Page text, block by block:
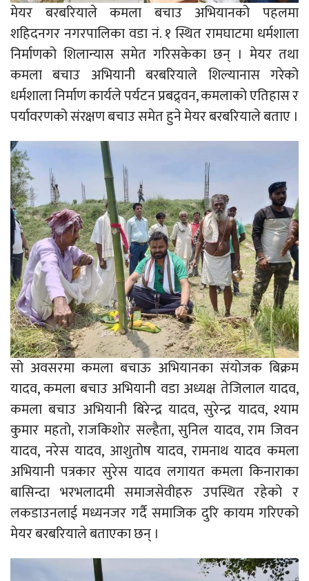
मेयर बरबरियाले कमला बचाउ अभियानको पहलमा
शहिदनगर नगरपालिका वडा नं. १ स्थित रामघाटमा धर्मशाला
निर्माणको शिलान्यास समेत गरिसकेका छन् । मेयर तथा
कमला बचाउ अभियानी बरबरियाले शिल्यानास गरेको
धर्मशाला निर्माण कार्यले पर्यटन प्रबद्र्वन, कमलाको एतिहास र
पर्यावरणको संरक्षण बचाउ समेत हुने मेयर बरबरियाले बताए ।
सो अवसरमा कमला बचाऊ अभियानका संयोजक बिक्रम
यादव, कमला बचाउ अभियानी वडा अध्यक्ष तेजिलाल यादव,
कमला बचाउ अभियानी बिरेन्द्र यादव, सुरेन्द्र यादव, श्याम
कुमार महतो, राजकिशोर सल्हैता, सुनिल यादव, राम जिवन
यादव, नरेस यादव, आशुतोष यादव, रामनाथ यादव कमला
अभियानी पत्रकार सुरेस यादव लगायत कमला किनाराका
बासिन्दा भरभलादमी समाजसेवीहरु उपस्थित रहेको र
लकडाउनलाई मध्यनजर गर्दै समाजिक दुरि कायम गरिएको
मेयर बरबरियाले बताएका छन् ।